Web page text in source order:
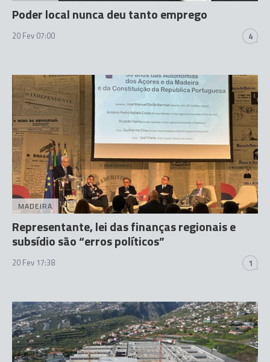
Poder local nunca deu tanto emprego
20 Fev 07:00 4
MADEIRA
Representante, lei das finanças regionais e
subsídio são “erros políticos”
20 Fev 17:38 1